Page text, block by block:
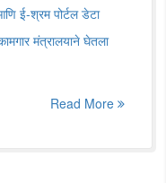
ई-श्रम पोर्टल डेटा
मंत्रालयाने घेतला
Read More